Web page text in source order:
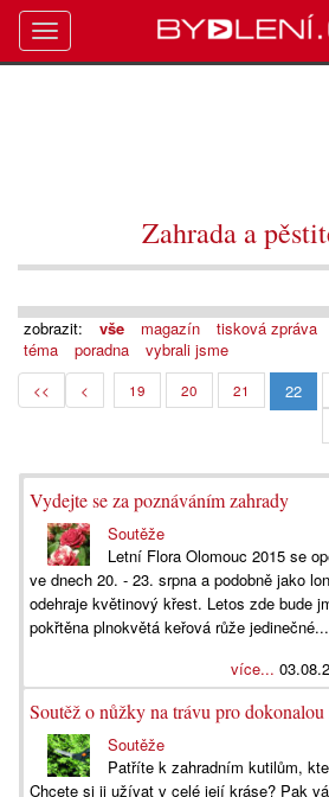
Zahrada a
zobrazit: vše magazín tisková zpráva
téma
poradna vybrali jsme
<< < 19 20 21 22
Vydejte se za poznáváním zahrady
Soutěže
Letní Flora Olomouc 2015 se
ve dnech 20. - 23. srpna a podobně jako
odehraje květinový křest. Letos zde bude
pokřtěna plnokvětá keřová růže jedinečné...
více...
Soutěž o nůžky na trávu pro dokonalou
Soutěže
Patříte k zahradním kutilům,
Chcete si ji užívat v celé její kráse? Pak
Toggle
navigation